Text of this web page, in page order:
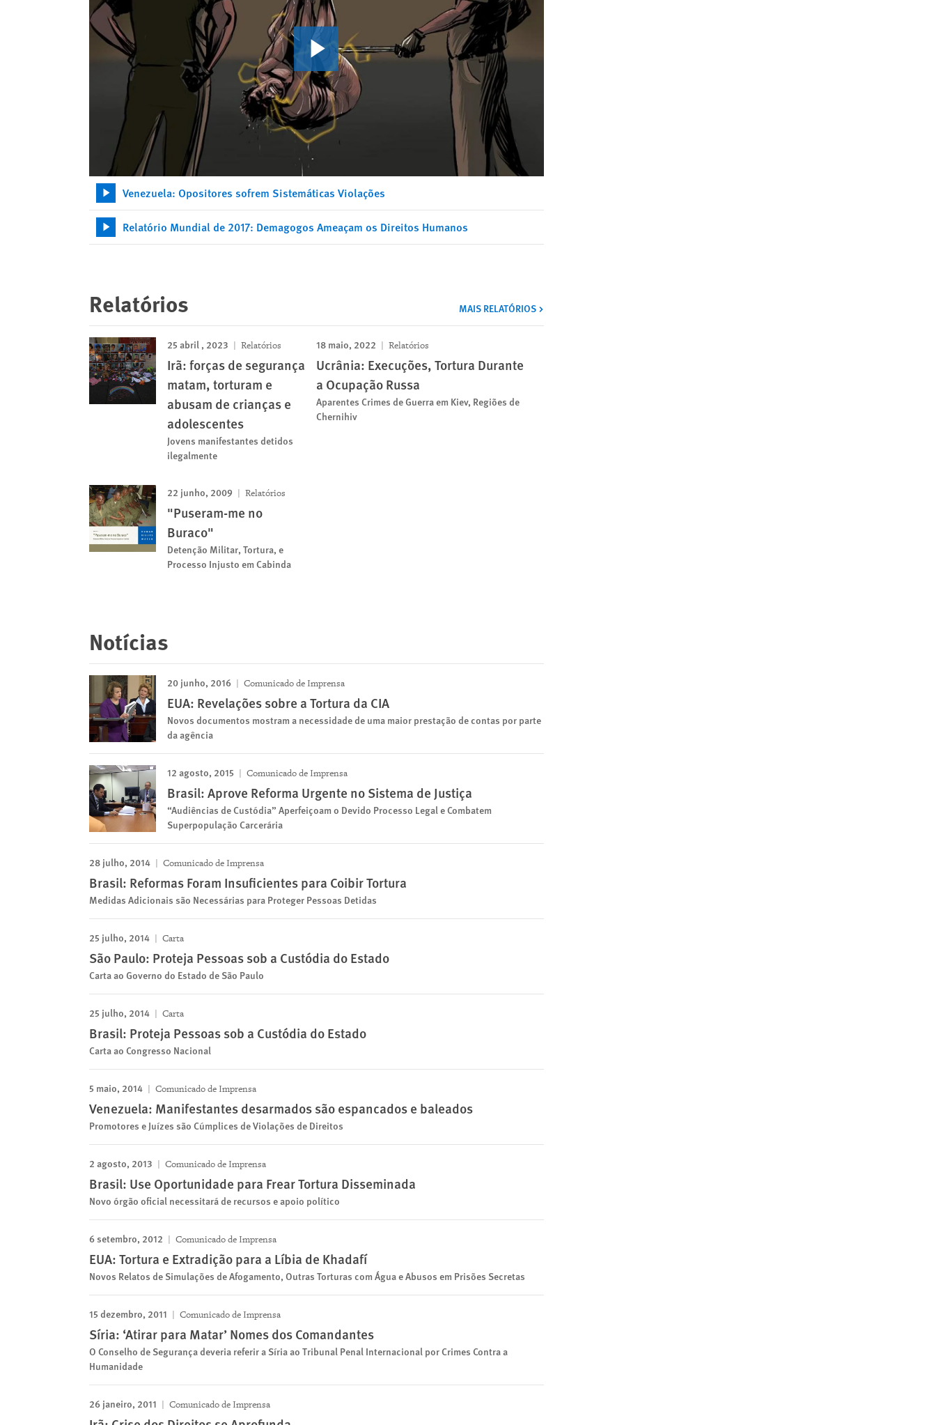
Venezuela: Opositores sofrem Sistemáticas Violações
Relatório Mundial de 2017: Demagogos Ameaçam os Direitos Humanos
Relatórios MAIS RELATÓRIOS
25 abril , 2023 Relatórios
Irã: forças de segurança
matam, torturam e
abusam de crianças e
adolescentes
Jovens manifestantes detidos
ilegalmente
18 maio, 2022 Relatórios
Ucrânia: Execuções, Tortura Durante
a Ocupação Russa
Aparentes Crimes de Guerra em Kiev, Regiões de
Chernihiv
22 junho, 2009 Relatórios
"Puseram-me no
Buraco"
Detenção Militar, Tortura, e
Processo Injusto em Cabinda
Notícias
20 junho, 2016 Comunicado de Imprensa
EUA: Revelações sobre a Tortura da CIA
Novos documentos mostram a necessidade de uma maior prestação de contas por parte
da agência
12 agosto, 2015 Comunicado de Imprensa
Brasil: Aprove Reforma Urgente no Sistema de Justiça
“Audiências de Custódia” Aperfeiçoam o Devido Processo Legal e Combatem
Superpopulação Carcerária
28 julho, 2014 Comunicado de Imprensa
Brasil: Reformas Foram Insuficientes para Coibir Tortura
Medidas Adicionais são Necessárias para Proteger Pessoas Detidas
25 julho, 2014 Carta
São Paulo: Proteja Pessoas sob a Custódia do Estado
Carta ao Governo do Estado de São Paulo
25 julho, 2014 Carta
Brasil: Proteja Pessoas sob a Custódia do Estado
Carta ao Congresso Nacional
5 maio, 2014 Comunicado de Imprensa
Venezuela: Manifestantes desarmados são espancados e baleados
Promotores e Juízes são Cúmplices de Violações de Direitos
2 agosto, 2013 Comunicado de Imprensa
Brasil: Use Oportunidade para Frear Tortura Disseminada
Novo órgão oficial necessitará de recursos e apoio político
6 setembro, 2012 Comunicado de Imprensa
EUA: Tortura e Extradição para a Líbia de Khadafí
Novos Relatos de Simulações de Afogamento, Outras Torturas com Água e Abusos em Prisões Secretas
15 dezembro, 2011 Comunicado de Imprensa
Síria: ‘Atirar para Matar’ Nomes dos Comandantes
O Conselho de Segurança deveria referir a Síria ao Tribunal Penal Internacional por Crimes Contra a
Humanidade
26 janeiro, 2011 Comunicado de Imprensa